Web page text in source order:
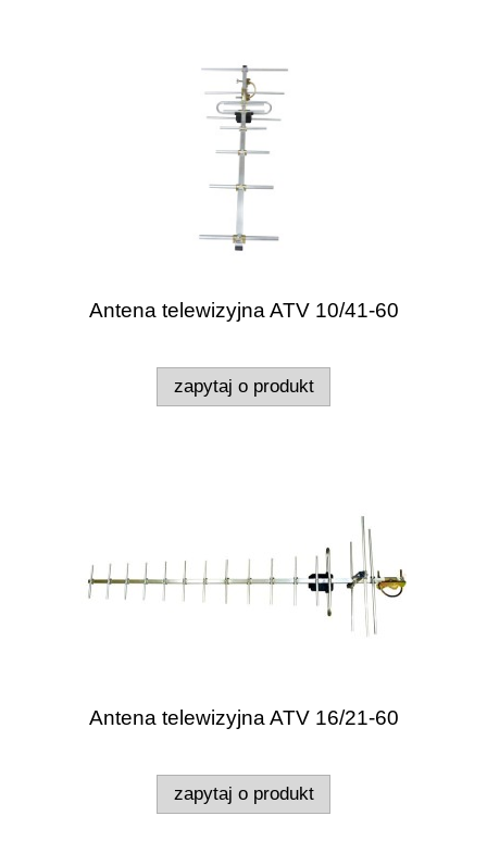
Antena telewizyjna ATV 10/41-60
zapytaj o produkt
Antena telewizyjna ATV 16/21-60
zapytaj o produkt